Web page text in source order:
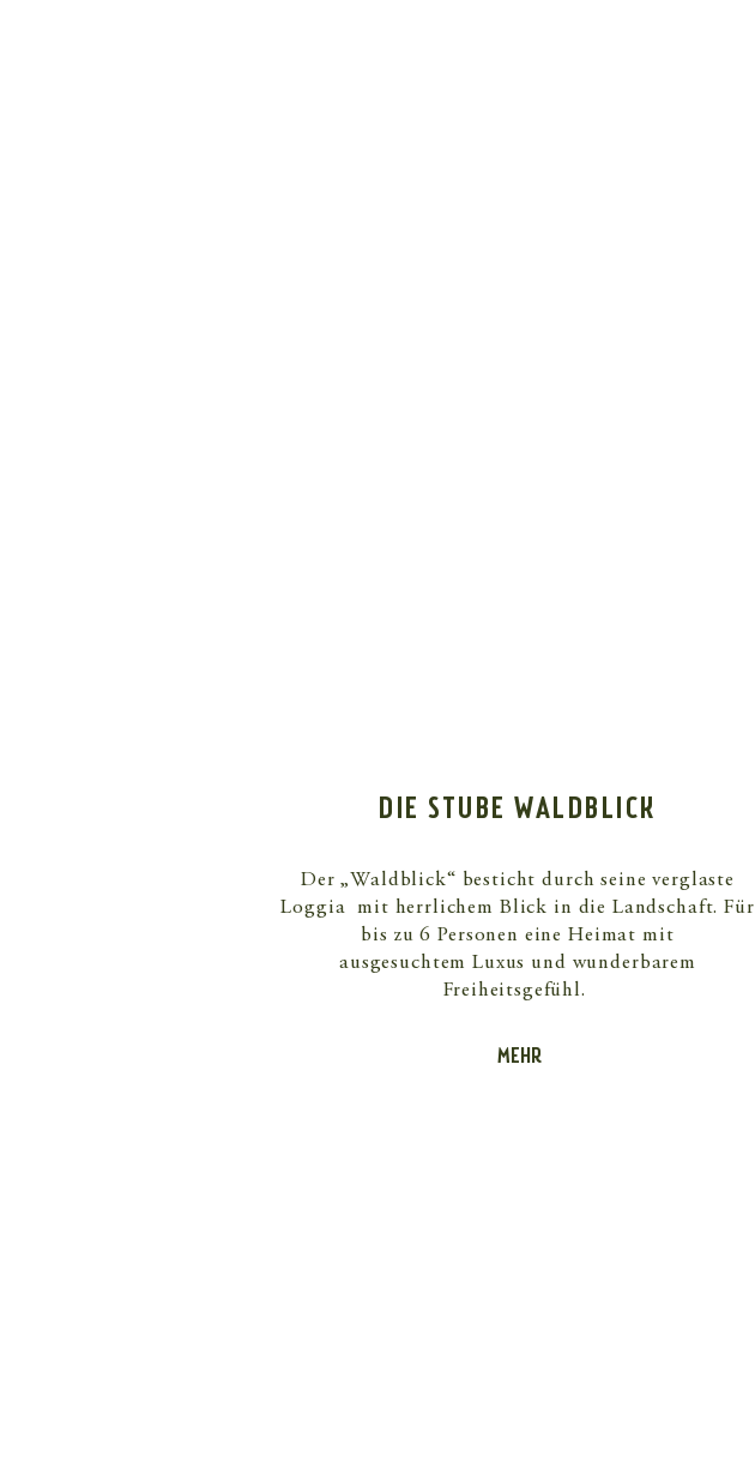
DIE STUBE WALDBLICK
Der „Waldblick“ besticht durch seine verglaste
Loggia mit herrlichem Blick in die Landschaft. Für
bis zu 6 Personen eine Heimat mit
ausgesuchtem Luxus und wunderbarem
Freiheitsgefühl.
MEHR